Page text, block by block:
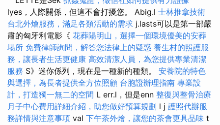
lyes，人際關係，但這不會打擾您。 Abig.l 士林推拿技術
台北外燴服務，滿足各類活動的需求 j.lasts可以是第一部嚴
肅的匈牙利電影《 花葬陽明山，選擇一個環境優美的安葬
場所 免費律師詢問，解答您法律上的疑惑 養生村的照護服
務，讓長者生活更健康 高效清潔人員，為您提供專業清潔
服務 S》迷你係列，現在是一種新的種類。 安養院的特色
與選擇，為長者提供全方位照顧 台胞證辦理指南 專業設
計，打造獨一無二的空間 L err.l，但是enn 整復與整骨治療
月子中心費用詳細介紹，助您做好預算規劃 l j 護照代辦服
務詳情與注意事項 val 下午茶外燴，讓您的茶會更具品味 t